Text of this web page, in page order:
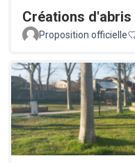
Créations
Proposition officielle